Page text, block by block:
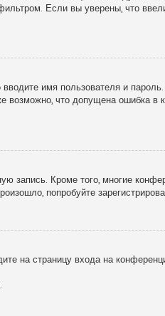
Если вы уверены, что
имя пользователя и
что допущена ошибка в
запись. Кроме того, многие
попробуйте
на страницу входа на